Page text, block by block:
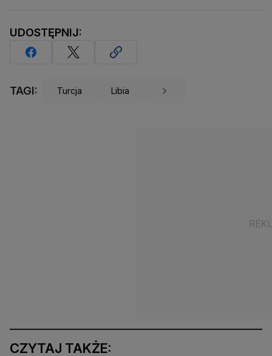
UDOSTĘPNIJ:
TAGI: Turcja Libia
CZYTAJ TAKŻE: